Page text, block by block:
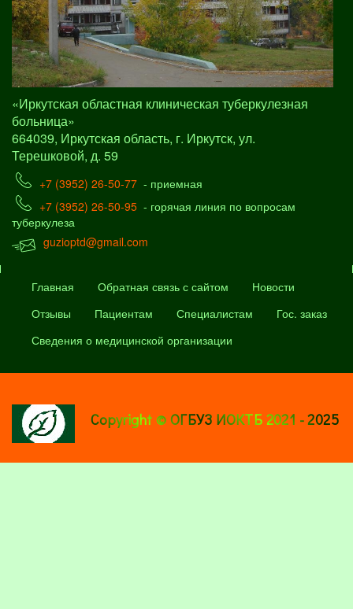
«Иркутская областная клиническая туберкулезная
больница»
664039, Иркутская область, г. Иркутск, ул.
Терешковой, д. 59
+7 (3952) 26-50-77 - приемная
+7 (3952) 26-50-95 - горячая линия по вопросам
туберкулеза
guzioptd@gmail.com
Главная Обратная связь с сайтом
Новости
Отзывы
Пациентам Специалистам
Гос. заказ
Сведения о медицинской организации
Copyright © ОГБУЗ ИОКТБ 2021 - 2025